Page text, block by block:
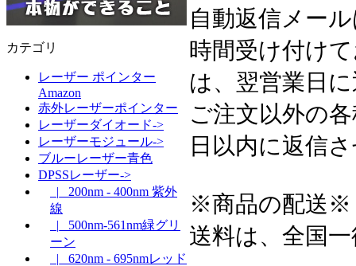
カテゴリ
レーザー ポインター
Amazon
赤外レーザーポインター
レーザーダイオード->
レーザーモジュール->
ブルーレーザー青色
DPSSレーザー->
|_ 200nm - 400nm 紫外
線
|_ 500nm-561nm緑グリ
ーン
|_ 620nm - 695nmレッド
自動返信メー
時間受け付け
は、翌営業日
ご注文以外の
日以内に返信
※商品の配送※
送料は、全国